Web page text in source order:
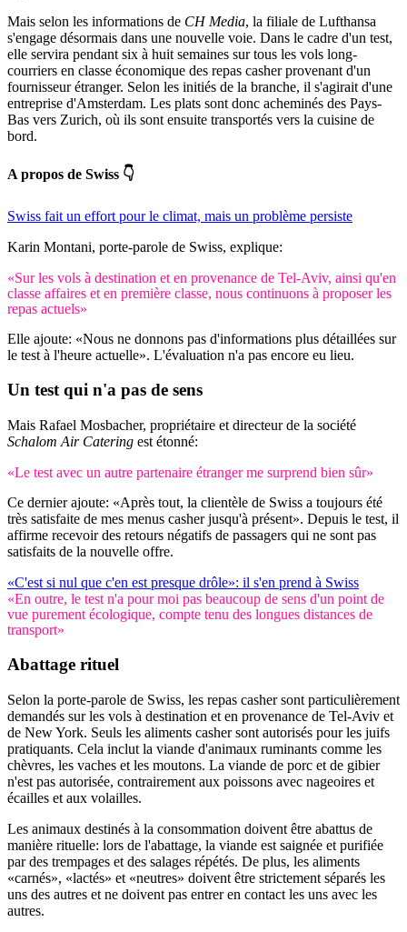
Mais selon les informations de CH Media, la filiale de Lufthansa
s'engage désormais dans une nouvelle voie. Dans le cadre d'un test,
elle servira pendant six à huit semaines sur tous les vols long-
courriers en classe économique des repas casher provenant d'un
fournisseur étranger. Selon les initiés de la branche, il s'agirait d'une
entreprise d'Amsterdam. Les plats sont donc acheminés des Pays-
Bas vers Zurich, où ils sont ensuite transportés vers la cuisine de
bord.
A propos de Swiss 👇
Swiss fait un effort pour le climat, mais un problème persiste
Karin Montani, porte-parole de Swiss, explique:
«Sur les vols à destination et en provenance de Tel-Aviv, ainsi qu'en
classe affaires et en première classe, nous continuons à proposer les
repas actuels»
Elle ajoute: «Nous ne donnons pas d'informations plus détaillées sur
le test à l'heure actuelle». L'évaluation n'a pas encore eu lieu.
Un test qui n'a pas de sens
Mais Rafael Mosbacher, propriétaire et directeur de la société
Schalom Air Catering est étonné:
«Le test avec un autre partenaire étranger me surprend bien sûr»
Ce dernier ajoute: «Après tout, la clientèle de Swiss a toujours été
très satisfaite de mes menus casher jusqu'à présent». Depuis le test, il
affirme recevoir des retours négatifs de passagers qui ne sont pas
satisfaits de la nouvelle offre.
«C'est si nul que c'en est presque drôle»: il s'en prend à Swiss
«En outre, le test n'a pour moi pas beaucoup de sens d'un point de
vue purement écologique, compte tenu des longues distances de
transport»
Abattage rituel
Selon la porte-parole de Swiss, les repas casher sont particulièrement
demandés sur les vols à destination et en provenance de Tel-Aviv et
de New York. Seuls les aliments casher sont autorisés pour les juifs
pratiquants. Cela inclut la viande d'animaux ruminants comme les
chèvres, les vaches et les moutons. La viande de porc et de gibier
n'est pas autorisée, contrairement aux poissons avec nageoires et
écailles et aux volailles.
Les animaux destinés à la consommation doivent être abattus de
manière rituelle: lors de l'abattage, la viande est saignée et purifiée
par des trempages et des salages répétés. De plus, les aliments
«carnés», «lactés» et «neutres» doivent être strictement séparés les
uns des autres et ne doivent pas entrer en contact les uns avec les
autres.